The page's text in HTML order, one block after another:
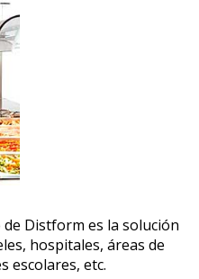
AL CARRITO
de Distform es la solución
hospitales, áreas de
escolares, etc.